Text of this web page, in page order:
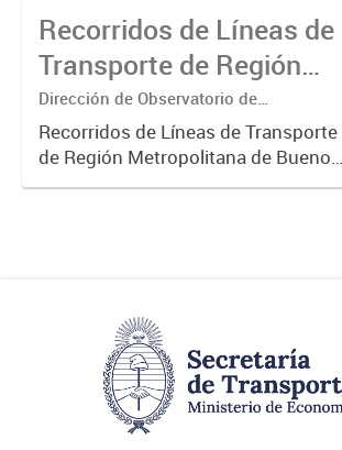
Recorridos de Líneas de
Transporte de Región
Metropolitana de
Buenos Aires (RMBA)
Dirección de Observatorio de
Transporte, Estudio y Sistemas
Recorridos de Líneas de Transporte
de Región Metropolitana de Buenos
Aires (RMBA).-